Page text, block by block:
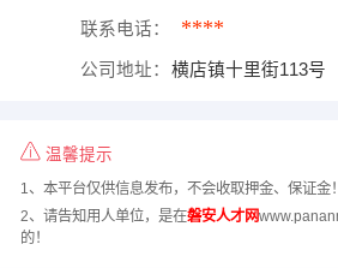
联系电话： ****
公司地址： 横店镇十里街113号
温馨提示
1、本平台仅供信息发布，不会收取押金、保证金！
2、请告知用人单位，是在磐安人才网
的！